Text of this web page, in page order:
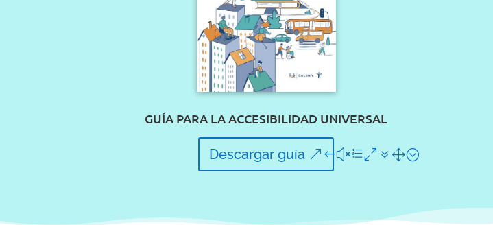
GUÍA PARA LA ACCESIBILIDAD UNIVERSAL
Descargar guía